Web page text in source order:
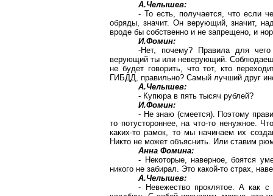
А.Челышев:
- То есть, получается, что если
обряды, значит. Он верующий, значит,
вроде бы собственно и не запрещено, и
И.Фомин:
-Нет, почему? Правила для
верующий ты или неверующий.
не будет говорить, что тот, кто
ГИБДД, правильно? Самый лучший друг
А.Челышев:
- Купюра в пять тысяч рублей?
И.Фомин:
- Не знаю (смеется). Поэтому
то потустороннее, на что-то ненужное.
каких-то рамок, то мы начинаем их
Никто не может объяснить. Или ставим
Анна Фомина:
- Некоторые, наверное, боятся
никого не забирал. Это какой-то страх,
А.Челышев:
- Невежество проклятое. А как с